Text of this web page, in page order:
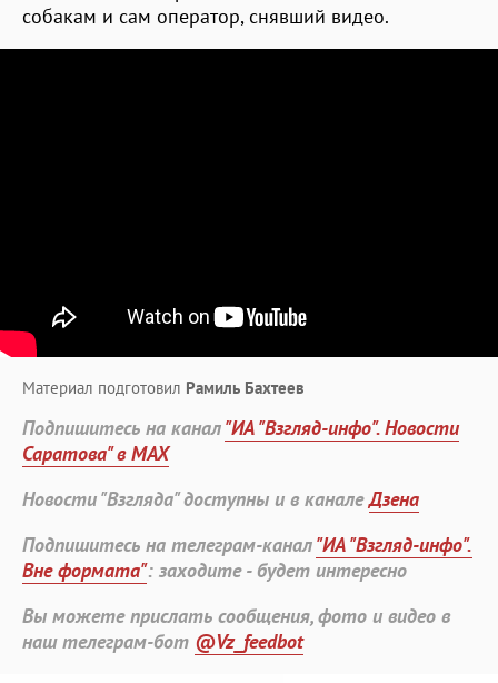
собакам и сам оператор, снявший видео.
Материал подготовил Рамиль Бахтеев
Подпишитесь на канал"ИА "Взгляд-инфо". Новости
Саратова" в MAX
Новости "Взгляда" доступны и в каналеДзена
Подпишитесь на телеграм-канал"ИА "Взгляд-инфо".
Вне формата": заходите - будет интересно
Вы можете прислать сообщения, фото и видео в
наш телеграм-бот @Vz_feedbot